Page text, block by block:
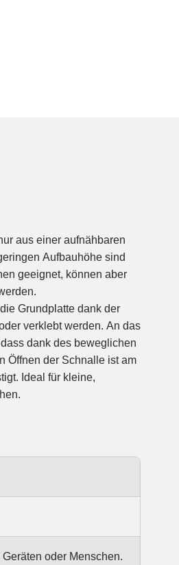
aus einer aufnähbaren
Aufbauhöhe sind
geeignet, können aber
Grundplatte dank der
verklebt werden. An das
dank des beweglichen
Öffnen der Schnalle ist am
Ideal für kleine,
oder Menschen.